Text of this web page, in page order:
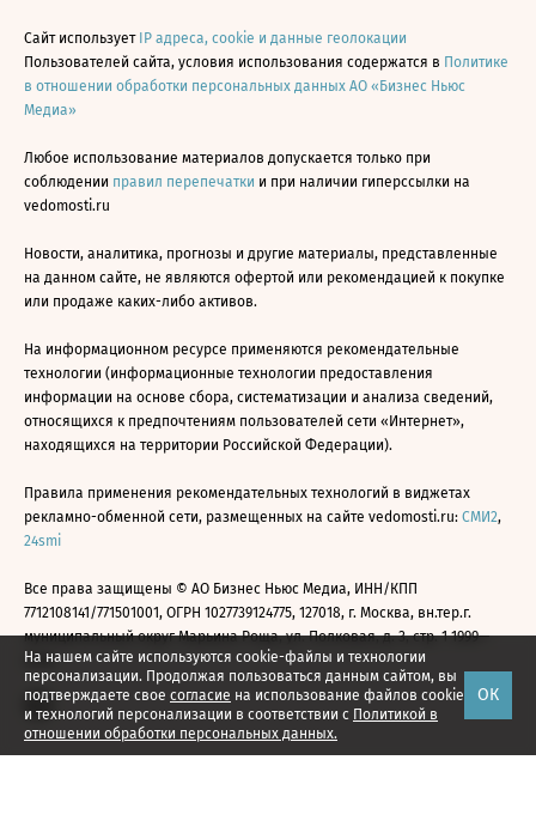
На нашем сайте используются cookie-файлы и технологии
персонализации. Продолжая пользоваться данным сайтом, вы
подтверждаете свое согласие на использование файлов cookie
и технологий персонализации в соответствии с Политикой в
отношении обработки персональных данных.
ОК
Сайт использует IP адреса, cookie и данные геолокации
Пользователей сайта, условия использования содержатся в Политике
в отношении обработки персональных данных АО «Бизнес Ньюс
Медиа»
Любое использование материалов допускается только при
соблюдении правил перепечатки и при наличии гиперссылки на
vedomosti.ru
Новости, аналитика, прогнозы и другие материалы, представленные
на данном сайте, не являются офертой или рекомендацией к покупке
или продаже каких-либо активов.
На информационном ресурсе применяются рекомендательные
технологии (информационные технологии предоставления
информации на основе сбора, систематизации и анализа сведений,
относящихся к предпочтениям пользователей сети «Интернет»,
находящихся на территории Российской Федерации).
Правила применения рекомендательных технологий в виджетах
рекламно-обменной сети, размещенных на сайте vedomosti.ru: СМИ2,
24smi
Все права защищены © АО Бизнес Ньюс Медиа, ИНН/КПП
7712108141/771501001, ОГРН 1027739124775, 127018, г. Москва, вн.тер.г.
муниципальный округ Марьина Роща, ул. Полковая, д. 3, стр. 1 1999—
2026